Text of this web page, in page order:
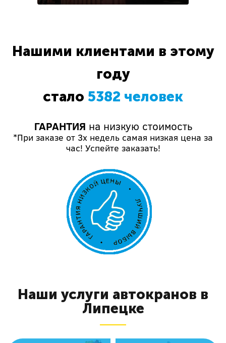
Нашими клиентами в этому
году
стало 5382 человек
ГАРАНТИЯ на низкую стоимость
*При заказе от 3х недель самая низкая цена за
час! Успейте заказать!
Наши услуги автокранов в
Липецке